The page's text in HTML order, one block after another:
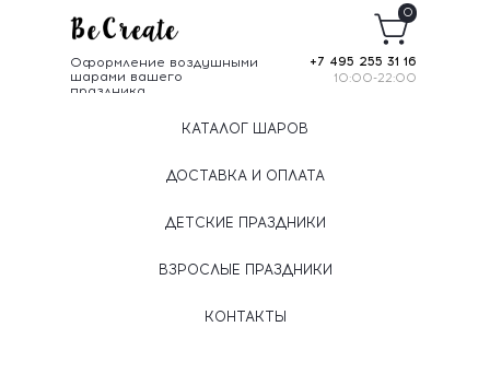
Оформление воздушными
шарами вашего
праздника
+7 495 255 31 16
10:00-22:00
0
КАТАЛОГ ШАРОВ
ДОСТАВКА И ОПЛАТА
ДЕТСКИЕ ПРАЗДНИКИ
ВЗРОСЛЫЕ ПРАЗДНИКИ
КОНТАКТЫ